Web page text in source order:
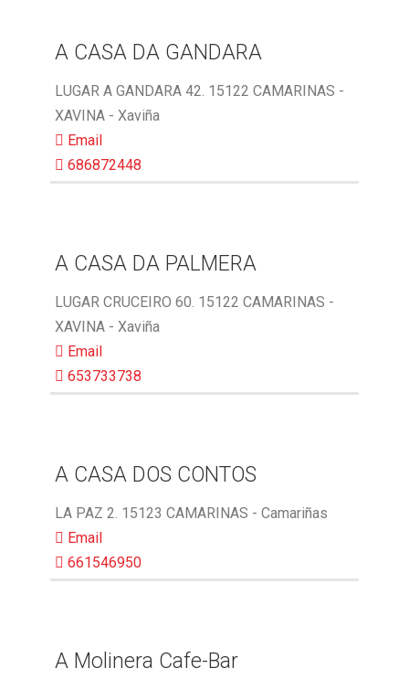
A CASA DA GANDARA
LUGAR A GANDARA 42. 15122 CAMARINAS -
XAVINA - Xaviña
Email
686872448
A CASA DA PALMERA
LUGAR CRUCEIRO 60. 15122 CAMARINAS -
XAVINA - Xaviña
Email
653733738
A CASA DOS CONTOS
LA PAZ 2. 15123 CAMARINAS - Camariñas
Email
661546950
A Molinera Cafe-Bar